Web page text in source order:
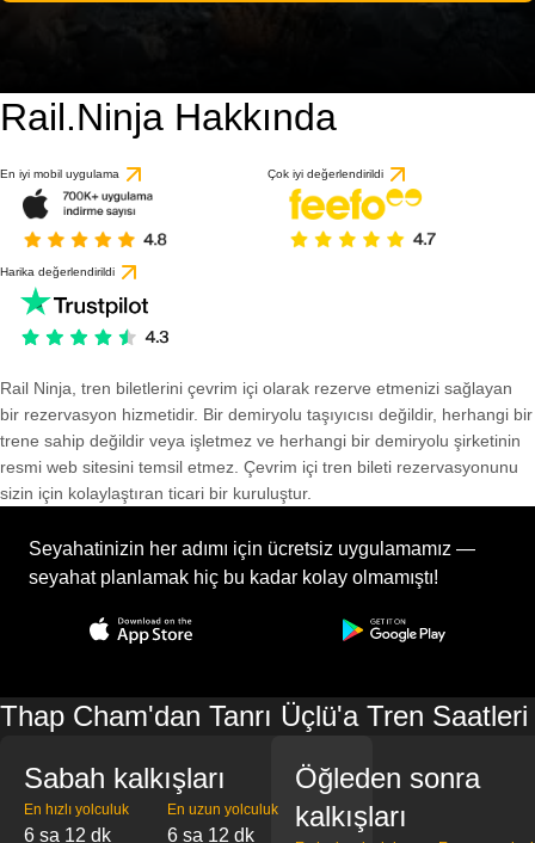
Rail.Ninja Hakkında
En iyi mobil uygulama Çok iyi değerlendirildi
Harika değerlendirildi
Rail Ninja, tren biletlerini çevrim içi olarak rezerve etmenizi sağlayan
bir rezervasyon hizmetidir. Bir demiryolu taşıyıcısı değildir, herhangi bir
trene sahip değildir veya işletmez ve herhangi bir demiryolu şirketinin
resmi web sitesini temsil etmez. Çevrim içi tren bileti rezervasyonunu
sizin için kolaylaştıran ticari bir kuruluştur.
Seyahatinizin her adımı için ücretsiz uygulamamız —
seyahat planlamak hiç bu kadar kolay olmamıştı!
Thap Cham'dan Tanrı Üçlü'a Tren Saatleri
Sabah kalkışları
En hızlı yolculuk
6 sa 12 dk
En uzun yolculuk
6 sa 12 dk
Öğleden sonra
kalkışları